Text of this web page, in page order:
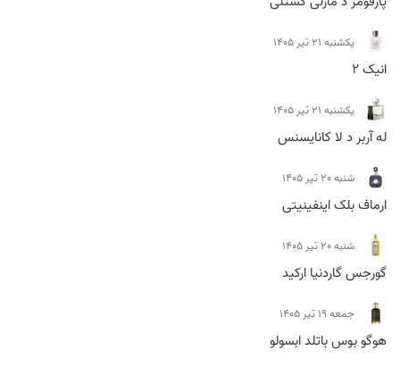
يكشنبه 21 تیر 1405
انیک 2
يكشنبه 21 تیر 1405
له آربر د لا کانایسنس
شنبه 20 تیر 1405
ارماف بلک اینفینیتی
شنبه 20 تیر 1405
گورجس گاردنیا ارکید
جمعه 19 تیر 1405
هوگو بوس باتلد ابسولو